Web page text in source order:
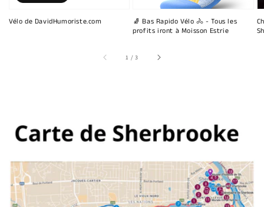
Vélo de DavidHumoriste.com
🧦 Bas Rapido Vélo 🚴 - Tous les
profits iront à Moisson Estrie
1 /sur
3